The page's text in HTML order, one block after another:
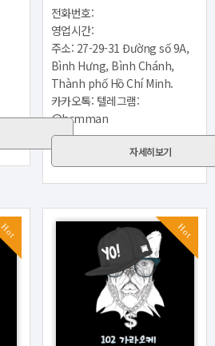
전화번호:
영업시간:
주소: 27-29-31 Đường số 9A,
Bình Hưng, Bình Chánh,
Thành phố Hồ Chí Minh.
카카오톡: 텔레그램:
@hcmman
자세히보기
Hot Hot